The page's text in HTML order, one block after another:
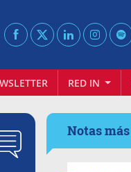
RED IN
Notas más